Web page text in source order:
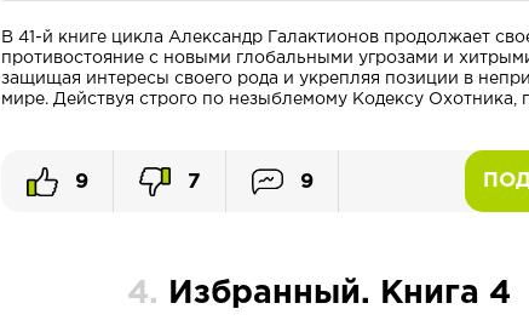
В 41-й книге цикла Александр Галактионов продолжает
противостояние с новыми глобальными угрозами и
защищая интересы своего рода и укрепляя позиции в
мире. Действуя строго по незыблемому Кодексу Охотника,
9 7 9
4. Избранный. Книга 4